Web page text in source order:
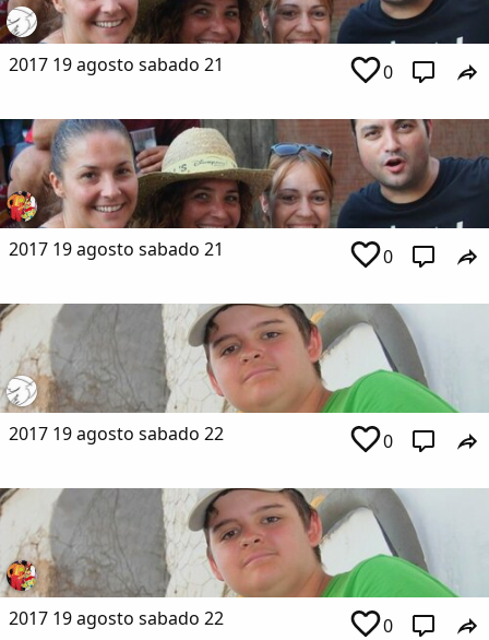
2017 19 agosto sabado 21 0
2017 19 agosto sabado 21 0
2017 19 agosto sabado 22 0
2017 19 agosto sabado 22 0